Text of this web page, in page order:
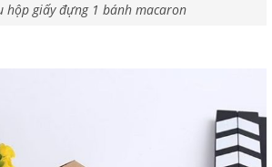
hộp giấy đựng 1 bánh macaron